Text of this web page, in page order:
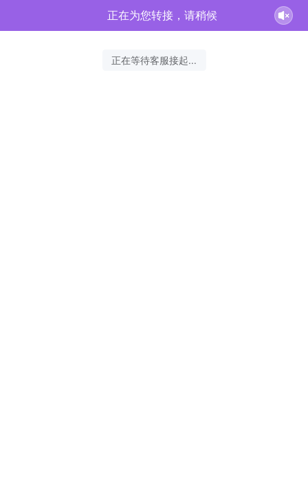
正在为您转接，请稍候
正在等待客服接起...